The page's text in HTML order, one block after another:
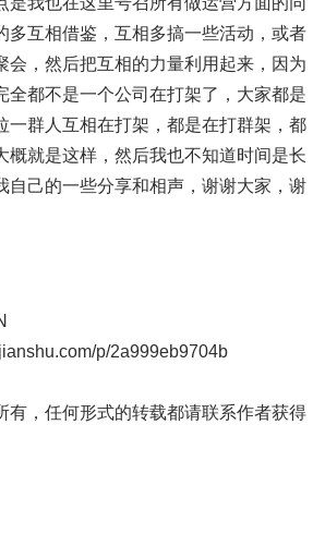
多互相借鉴，互相多搞一些活动，或者
会，然后把互相的力量利用起来，因为
全都不是一个公司在打架了，大家都是
一群人互相在打架，都是在打群架，都
概就是这样，然后我也不知道时间是长
自己的一些分享和相声，谢谢大家，谢
p/2a999eb9704b
有，任何形式的转载都请联系作者获得